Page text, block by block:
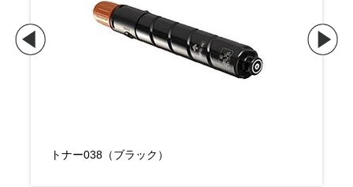
トナー038（ブラック）